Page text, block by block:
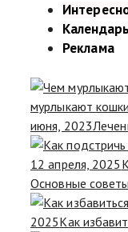
Календарь
Реклама
мурлыкают
июня, 2023
12 апреля, 2025
Основные советы
2025Как